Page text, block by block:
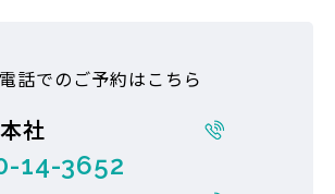
話でのご予約はこちら
社
14-3652